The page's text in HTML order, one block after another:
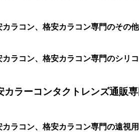
ラコン、格安カラコン専門のその
ラコン、格安カラコン専門のシリ
ラーコンタクトレンズ通販
ラコン、格安カラコン専門の遠視用